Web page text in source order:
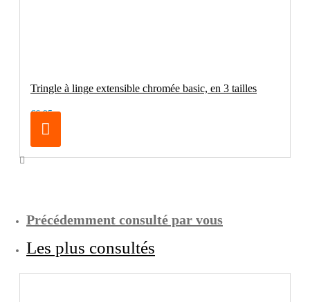
Tringle à linge extensible chromée basic, en 3 tailles
€6.95
Précédemment consulté par vous
Les plus consultés